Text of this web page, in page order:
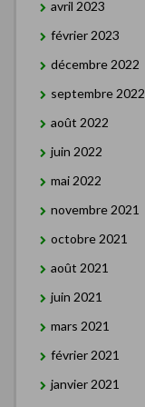
avril 2023
février 2023
décembre 2022
septembre 2022
août 2022
juin 2022
mai 2022
novembre 2021
octobre 2021
août 2021
juin 2021
mars 2021
février 2021
janvier 2021